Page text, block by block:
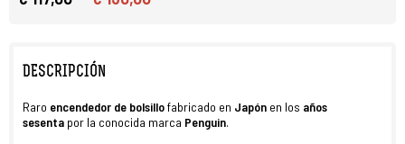
DESCRIPCIÓN
Raro encendedor de bolsillofabricado en Japón en los años
sesenta por la conocida marca Penguin.